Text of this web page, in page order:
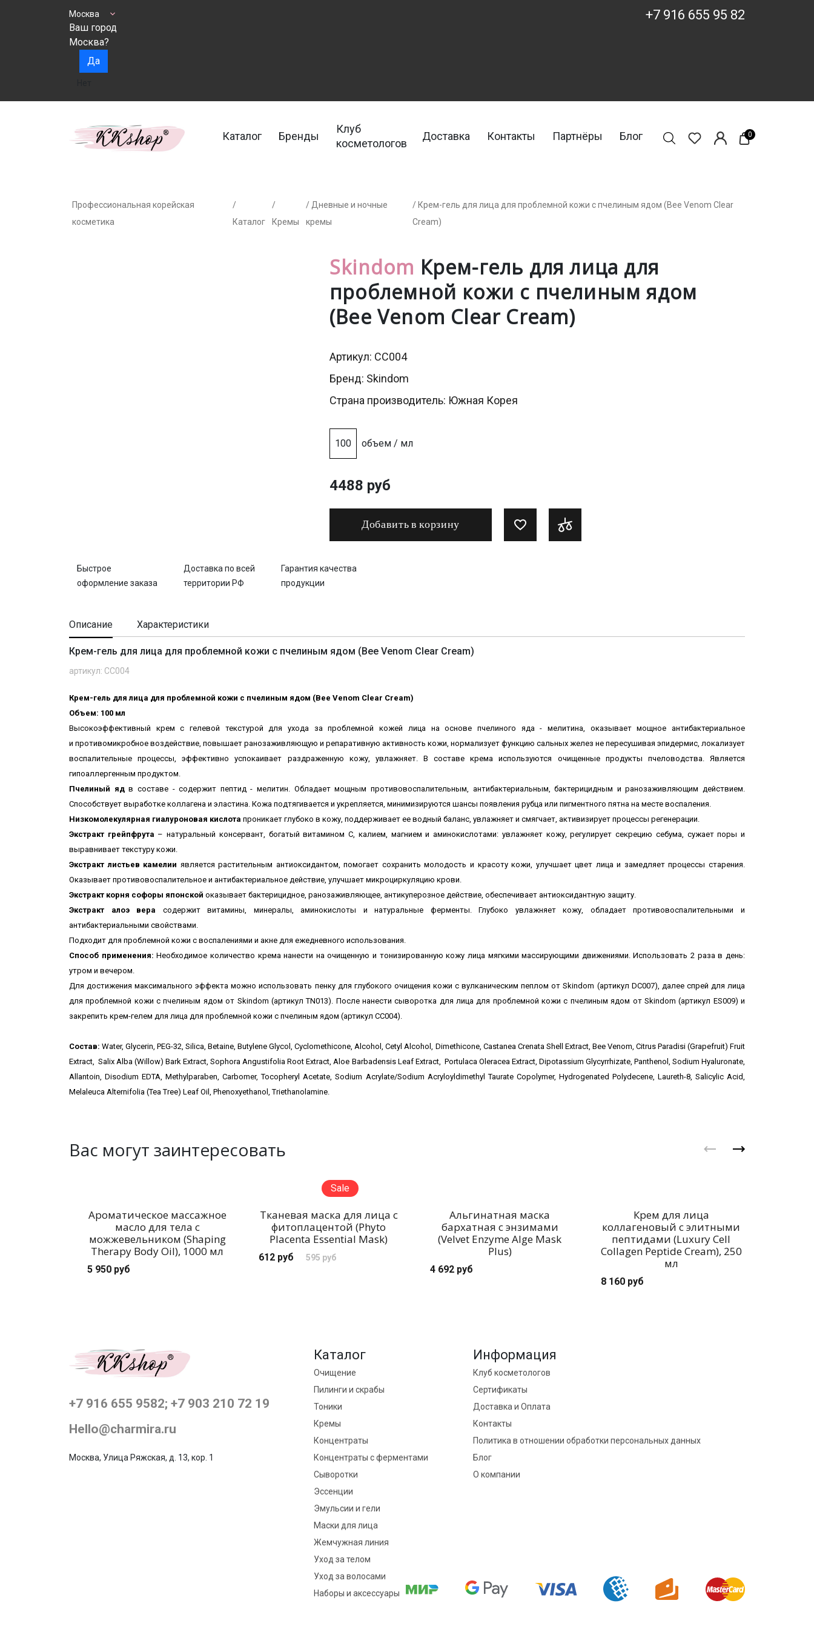
Москва
Ваш город
Москва?
Да
+7 916 655 95 82
Каталог Бренды
Клуб
косметологов
Доставка Контакты Партнёры Блог 0
Профессиональная корейская
косметика
/
Каталог
/
Кремы
/ Дневные и ночные
кремы
/ Крем-гель для лица для проблемной кожи с пчелиным ядом (Bee Venom Clear
Cream)
Skindom Крем-гель для лица для
проблемной кожи с пчелиным ядом
(Bee Venom Clear Cream)
Артикул: CC004
Бренд: Skindom
Страна производитель: Южная Корея
100 объем / мл
4488 руб
Добавить в корзину
Быстрое
оформление заказа
Доставка по всей
территории РФ
Гарантия качества
продукции
Описание Характеристики
Крем-гель для лица для проблемной кожи с пчелиным ядом (Bee Venom Clear Cream)
артикул: CC004
Крем-гель для лица для проблемной кожи с пчелиным ядом (Bee Venom Clear Cream)
Объем: 100 мл
Высокоэффективный крем с гелевой текстурой для ухода за проблемной кожей лица на основе пчелиного яда - мелитина, оказывает мощное антибактериальное
и противомикробное воздействие, повышает ранозаживляющую и репаративную активность кожи, нормализует функцию сальных желез не пересушивая эпидермис, локализует
воспалительные процессы, эффективно успокаивает раздраженную кожу, увлажняет. В составе крема используются очищенные продукты пчеловодства. Является
гипоаллергенным продуктом.
Пчелиный ядв составе - содержит пептид - мелитин. Обладает мощным противовоспалительным, антибактериальным, бактерицидным и ранозаживляющим действием.
Способствует выработке коллагена и эластина. Кожа подтягивается и укрепляется, минимизируются шансы появления рубца или пигментного пятна на месте воспаления.
Низкомолекулярная гиалуроновая кислота проникает глубоко в кожу, поддерживает ее водный баланс, увлажняет и смягчает, активизирует процессы регенерации.
Экстракт грейпфрута – натуральный консервант, богатый витамином С, калием, магнием и аминокислотами: увлажняет кожу, регулирует секрецию себума, сужает поры и
выравнивает текстуру кожи.
Экстракт листьев камелии является растительным антиоксидантом, помогает сохранить молодость и красоту кожи, улучшает цвет лица и замедляет процессы старения.
Оказывает противовоспалительное и антибактериальное действие, улучшает микроциркуляцию крови.
Экстракт корня софоры японской оказывает бактерицидное, ранозаживляющее, антикуперозное действие, обеспечивает антиоксидантную защиту.
Экстракт алоэ вера содержит витамины, минералы, аминокислоты и натуральные ферменты. Глубоко увлажняет кожу, обладает противовоспалительными и
антибактериальными свойствами.
Подходит для проблемной кожи с воспалениями и акне для ежедневного использования.
Способ применения: Необходимое количество крема нанести на очищенную и тонизированную кожу лица мягкими массирующими движениями. Использовать 2 раза в день:
утром и вечером.
Для достижения максимального эффекта можно использовать пенку для глубокого очищения кожи с вулканическим пеплом от Skindom (артикул DC007), далее cпрей для лица
для проблемной кожи с пчелиным ядом от Skindom (артикул TN013). После нанести сыворотка для лица для проблемной кожи с пчелиным ядом от Skindom(артикул ES009) и
закрепить крем-гелем для лица для проблемной кожи с пчелиным ядом (артикул CC004).
Состав: Water, Glycerin, PEG-32, Silica, Betaine, Butylene Glycol, Cyclomethicone, Alcohol, Cetyl Alcohol, Dimethicone, Castanea Crenata Shell Extract, Bee Venom, Citrus Paradisi (Grapefruit) Fruit
Extract, Salix Alba (Willow) Bark Extract, Sophora Angustifolia Root Extract, Aloe Barbadensis Leaf Extract, Portulaca Oleracea Extract, Dipotassium Glycyrrhizate, Panthenol, Sodium Hyaluronate,
Allantoin, Disodium EDTA, Methylparaben, Carbomer, Tocopheryl Acetate, Sodium Acrylate/Sodium Acryloyldimethyl Taurate Copolymer, Hydrogenated Polydecene, Laureth-8, Salicylic Acid,
Melaleuca Alternifolia (Tea Tree) Leaf Oil, Phenoxyethanol, Triethanolamine.
Вас могут заинтересовать
Ароматическое массажное
масло для тела с
можжевельником (Shaping
Therapy Body Oil), 1000 мл
5 950 руб
Sale
Тканевая маска для лица с
фитоплацентой (Phyto
Placenta Essential Mask)
612 руб 595 руб
Альгинатная маска
бархатная с энзимами
(Velvet Enzyme Alge Mask
Plus)
4 692 руб
Крем для лица
коллагеновый с элитными
пептидами (Luxury Cell
Collagen Peptide Cream), 250
мл
8 160 руб
+7 916 655 9582; +7 903 210 72 19
Hello@charmira.ru
Москва, Улица Ряжская, д. 13, кор. 1
Каталог
Очищение
Пилинги и скрабы
Тоники
Кремы
Концентраты
Концентраты с ферментами
Сыворотки
Эссенции
Эмульсии и гели
Маски для лица
Жемчужная линия
Уход за телом
Уход за волосами
Наборы и аксессуары
Информация
Клуб косметологов
Сертификаты
Доставка и Оплата
Контакты
Политика в отношении обработки персональных данных
Блог
О компании